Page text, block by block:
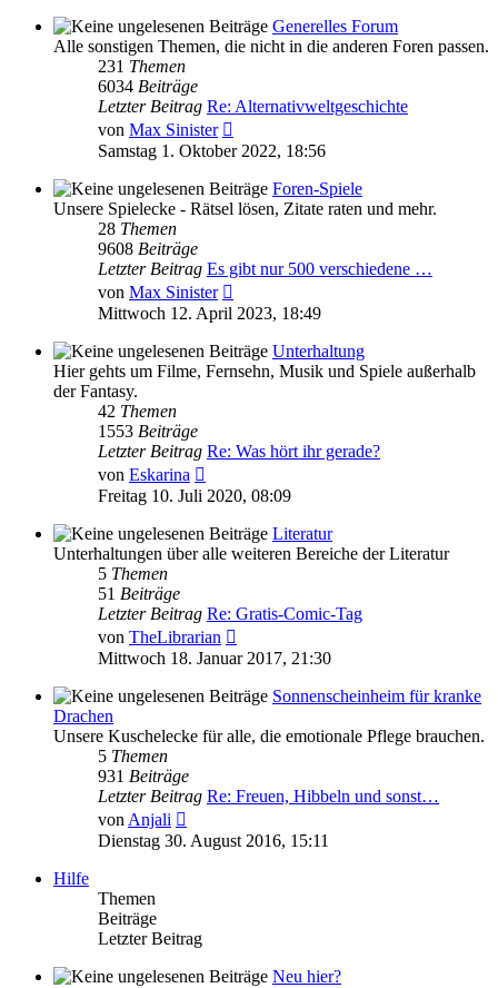
Generelles Forum
Alle sonstigen Themen, die nicht in die anderen Foren passen.
231 Themen
6034 Beiträge
Letzter Beitrag Re: Alternativweltgeschichte
von Max Sinister
Beitrag
Samstag 1. Oktober 2022, 18:56
Foren-Spiele
Unsere Spielecke - Rätsel lösen, Zitate raten und mehr.
28 Themen
9608 Beiträge
Letzter Beitrag Es gibt nur 500 verschiedene …
von Max Sinister
Beitrag
Mittwoch 12. April 2023, 18:49
Unterhaltung
Hier gehts um Filme, Fernsehn, Musik und Spiele außerhalb
der Fantasy.
42 Themen
1553 Beiträge
Letzter Beitrag Re: Was hört ihr gerade?
von Eskarina
Beitrag
Freitag 10. Juli 2020, 08:09
Literatur
Unterhaltungen über alle weiteren Bereiche der Literatur
5 Themen
51 Beiträge
Letzter Beitrag Re: Gratis-Comic-Tag
von TheLibrarian
Beitrag
Mittwoch 18. Januar 2017, 21:30
Sonnenscheinheim für kranke
Drachen
Unsere Kuschelecke für alle, die emotionale Pflege brauchen.
5 Themen
931 Beiträge
Letzter Beitrag Re: Freuen, Hibbeln und sonst…
vonAnjali
Beitrag
Dienstag 30. August 2016, 15:11
Hilfe
Themen
Beiträge
Letzter Beitrag
Neu hier?